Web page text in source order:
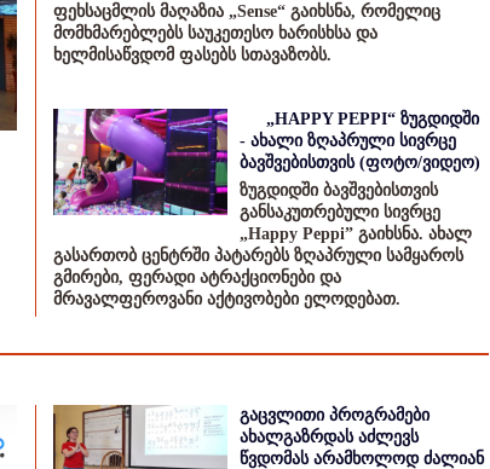
ფეხსაცმლის მაღაზია „Sense“ გაიხსნა, რომელიც
მომხმარებლებს საუკეთესო ხარისხსა და
ხელმისაწვდომ ფასებს სთავაზობს.
„HAPPY PEPPI“ ზუგდიდში
- ახალი ზღაპრული სივრცე
ბავშვებისთვის (ფოტო/ვიდეო)
ზუგდიდში ბავშვებისთვის
განსაკუთრებული სივრცე
„Happy Peppi” გაიხსნა. ახალ
გასართობ ცენტრში პატარებს ზღაპრული სამყაროს
გმირები, ფერადი ატრაქციონები და
მრავალფეროვანი აქტივობები ელოდებათ.
გაცვლითი პროგრამები
ახალგაზრდას აძლევს
წვდომას არამხოლოდ ძალიან